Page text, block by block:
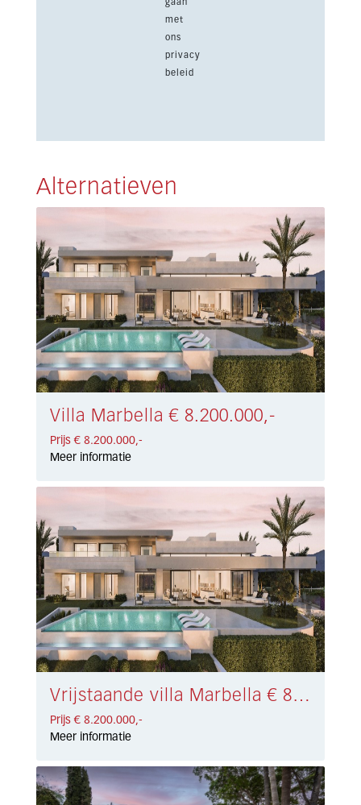
met
ons
privacy
beleid
Alternatieven
Villa Marbella € 8.200.000,-
Prijs € 8.200.000,-
Meer informatie
Vrijstaande villa Marbella € 8.200.000,-
Prijs € 8.200.000,-
Meer informatie